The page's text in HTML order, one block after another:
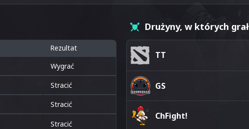
Rezultat
Wygrać
Stracić
Stracić
Stracić
Drużyny, w których grał
TT
GS
ChFight!